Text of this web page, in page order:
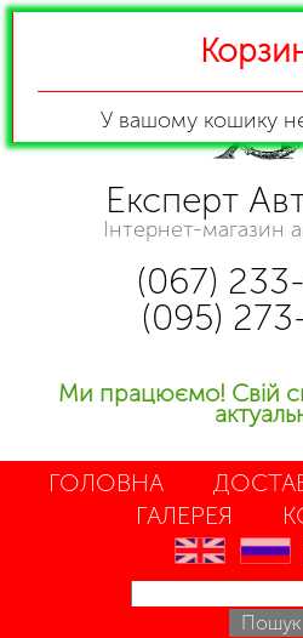
Експерт
Інтернет-магазин
(067)
(095)
Ми працюємо! Свій
ГОЛОВНА
ГАЛЕРЕЯ
en ru
У вашому кошику